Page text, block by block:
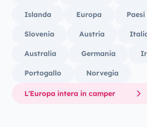
Islanda Europa
Slovenia Austria
Australia Germania
Portogallo Norvegia
L'Europa intera in camper